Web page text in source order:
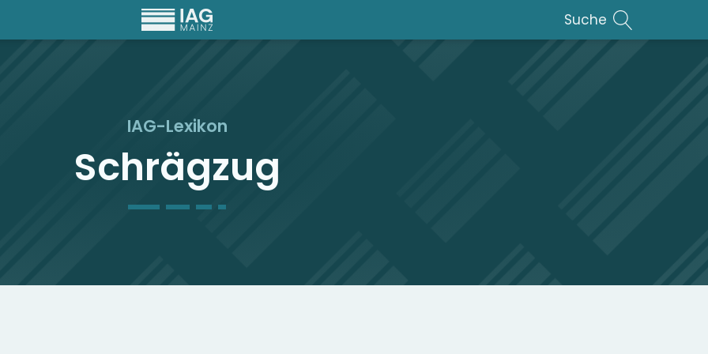
Suche
IAG-Lexikon
Schrägzug